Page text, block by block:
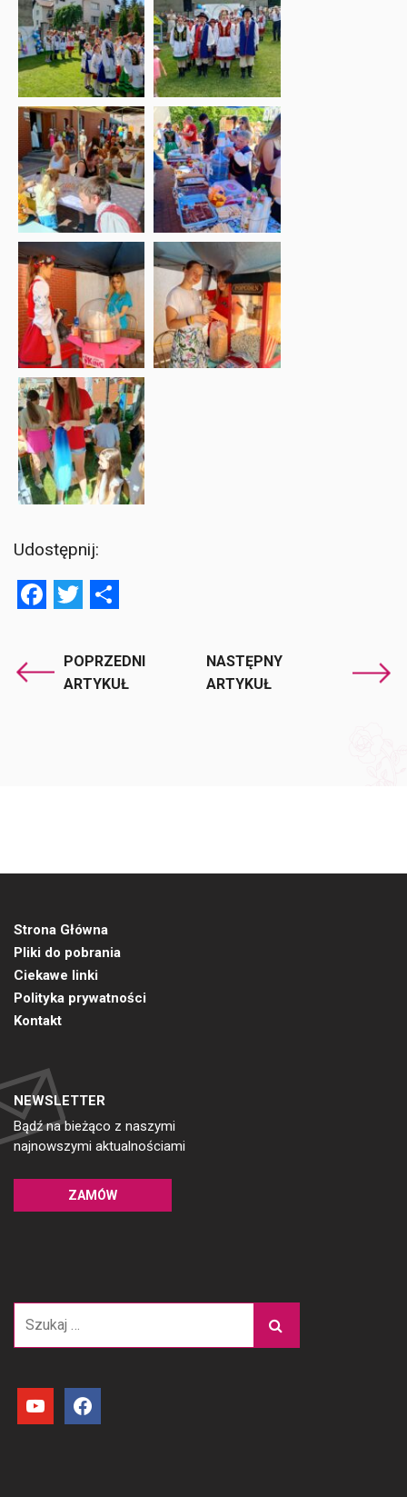
Udostępnij:
Facebook
Twitter
POPRZEDNI
ARTYKUŁ
NASTĘPNY
ARTYKUŁ
Strona Główna
Pliki do pobrania
Ciekawe linki
Polityka prywatności
Kontakt
NEWSLETTER
Bądź na bieżąco z naszymi
najnowszymi aktualnościami
ZAMÓW
youtube facebook